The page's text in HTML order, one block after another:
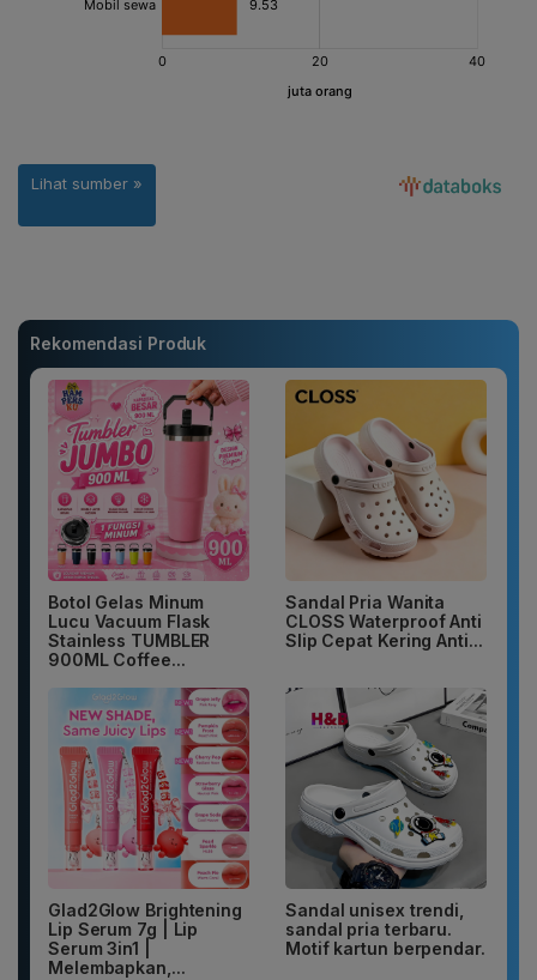
Rekomendasi Produk
Botol Gelas Minum
Lucu Vacuum Flask
Stainless TUMBLER
900ML Coffee...
Sandal Pria Wanita
CLOSS Waterproof Anti
Slip Cepat Kering Anti...
Glad2Glow Brightening
Lip Serum 7g | Lip
Serum 3in1 |
Melembapkan,...
Sandal unisex trendi,
sandal pria terbaru.
Motif kartun berpendar.